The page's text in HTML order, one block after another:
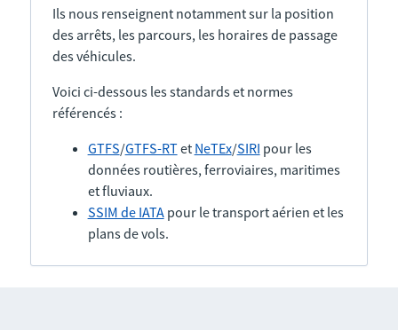
Ils nous renseignent notamment sur la position
des arrêts, les parcours, les horaires de passage
des véhicules.
Voici ci-dessous les standards et normes
référencés :
GTFS/GTFS-RTet NeTEx/SIRI pour les
données routières, ferroviaires, maritimes
et fluviaux.
SSIM de IATApour le transport aérien et les
plans de vols.